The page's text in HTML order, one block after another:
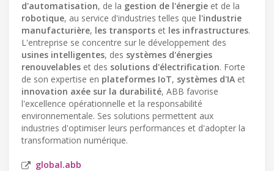
d'automatisation, de la gestion de l'énergie et de la
robotique, au service d'industries telles que l'industrie
manufacturière, les transports et les infrastructures.
L'entreprise se concentre sur le développement des
usines intelligentes, des systèmes d'énergies
renouvelables et des solutions d'électrification. Forte
de son expertise en plateformes IoT, systèmes d'IA et
innovation axée sur la durabilité, ABB favorise
l'excellence opérationnelle et la responsabilité
environnementale. Ses solutions permettent aux
industries d'optimiser leurs performances et d'adopter la
transformation numérique.
global.abb